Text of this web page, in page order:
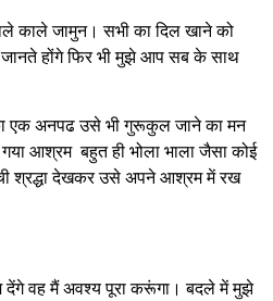
काले जामुन। सभी का दिल खाने को
होंगे फिर भी मुझे आप सब के साथ
एक अनपढ उसे भी गुरूकुल जाने का मन
आश्रम बहुत ही भोला भाला जैसा कोई
श्रद्धा देखकर उसे अपने आश्रम में रख
देंगे वह मैं अवश्य पूरा करूंगा। बदले में मुझे